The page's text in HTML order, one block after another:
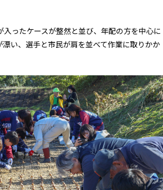
ったケースが整然と並び、年配の方を中心に
い、選手と市民が肩を並べて作業に取りかか